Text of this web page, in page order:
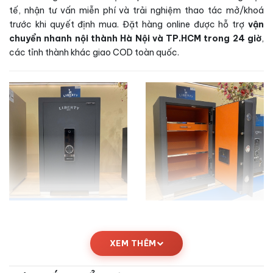
tế, nhận tư vấn miễn phí và trải nghiệm thao tác mở/khoá
trước khi quyết định mua. Đặt hàng online được hỗ trợ vận
chuyển nhanh nội thành Hà Nội và TP.HCM trong 24 giờ,
các tỉnh thành khác giao COD toàn quốc.
Kích thước Két sắt Liberty LB79PRO App
Wifi chính hãng
Bảng thông số kỹ thuậtKét sắt Liberty LB79PRO App Wifi
XEM THÊM